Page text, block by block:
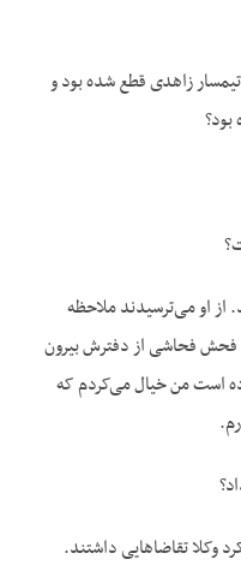
تیمسار زاهدی قطع شده بود و
او می‌ترسیدند ملاحظه
فحش فحاشی از دفترش بیرون
است من خیال می‌کردم که
وکلا تقاضاهایی داشتند.